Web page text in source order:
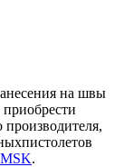
на швы
.